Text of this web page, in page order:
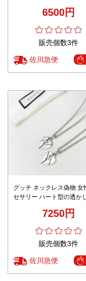
レネックレス6500円
販売個数3件
佐川急便
グッチ ネックレス偽物 女
セサリー ハート型の透か
7250円
販売個数3件
佐川急便